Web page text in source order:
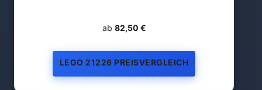
ab 82,50 €
LEGO 21226 PREISVERGLEICH